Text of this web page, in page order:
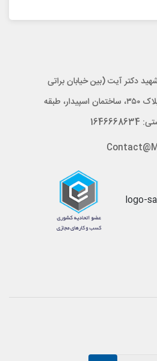
دکتر آیت (بین خیابان براتی
و خیابان قاسم زاده)، پلاک ۳۵۰، ساختمان اسپیدار، طبقه